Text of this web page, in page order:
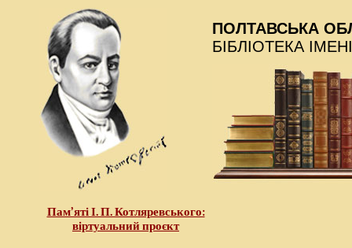
Пам’яті І. П. Котляревського:
віртуальний проєкт
ПОЛТАВСЬКА
БІБЛІОТЕКА